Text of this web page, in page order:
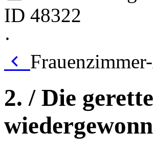
ID 48322
·
2. / Die